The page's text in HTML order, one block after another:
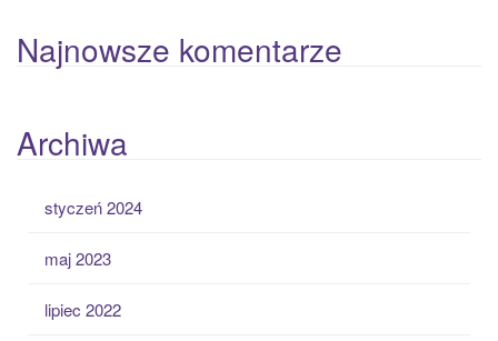
Najnowsze komentarze
Archiwa
styczeń 2024
maj 2023
lipiec 2022